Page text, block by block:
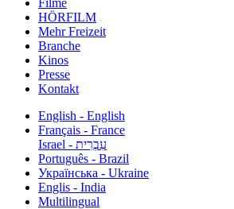
Filme
HÖRFILM
Mehr Freizeit
Branche
Kinos
Presse
Kontakt
English - English
Français - France
עִבְרִית - Israel
Português - Brazil
Українська - Ukraine
Englis - India
Multilingual